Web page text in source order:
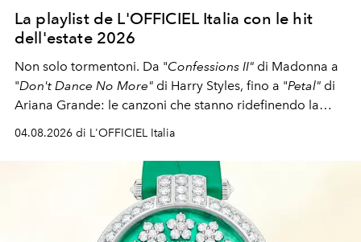
La playlist de L'OFFICIEL Italia con le hit
dell'estate 2026
Non solo tormentoni. Da "Confessions II" di Madonna a
"Don't Dance No More" di Harry Styles, fino a "Petal" di
Ariana Grande: le canzoni che stanno ridefinendo la
04.08.2026 di L'OFFICIEL Italia